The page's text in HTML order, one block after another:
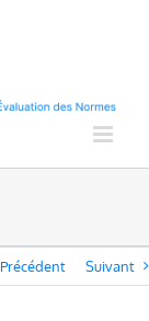
Précédent Suivant